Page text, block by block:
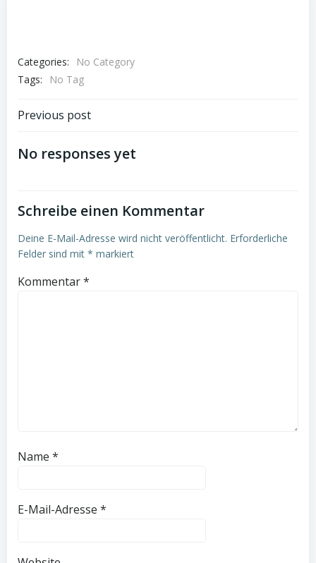
Categories:
No Category
Tags:
No Tag
Post
navigation
Previous post
No responses yet
Schreibe einen Kommentar
Deine E-Mail-Adresse wird nicht veröffentlicht. Erforderliche
Felder sind mit * markiert
Kommentar*
Name *
E-Mail-Adresse *